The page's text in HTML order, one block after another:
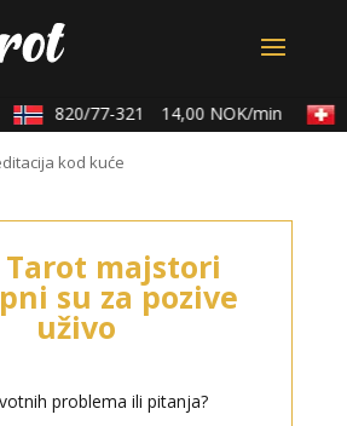
820/77-321 14,00 NOK/min
kod kuće
Tarot majstori
su za pozive
uživo
problema ili pitanja?